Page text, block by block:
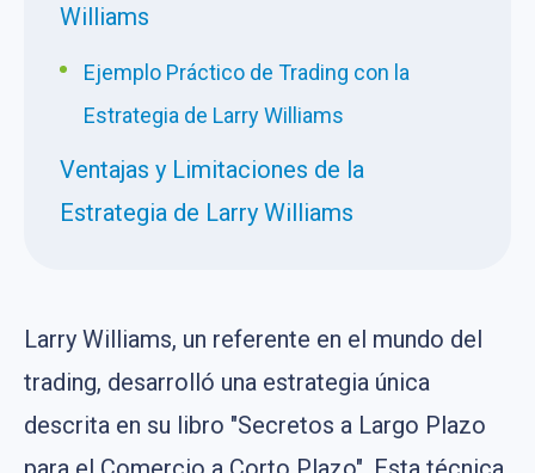
Williams
Ejemplo Práctico de Trading con la
Estrategia de Larry Williams
Ventajas y Limitaciones de la
Estrategia de Larry Williams
Larry Williams, un referente en el mundo del
trading, desarrolló una estrategia única
descrita en su libro "Secretos a Largo Plazo